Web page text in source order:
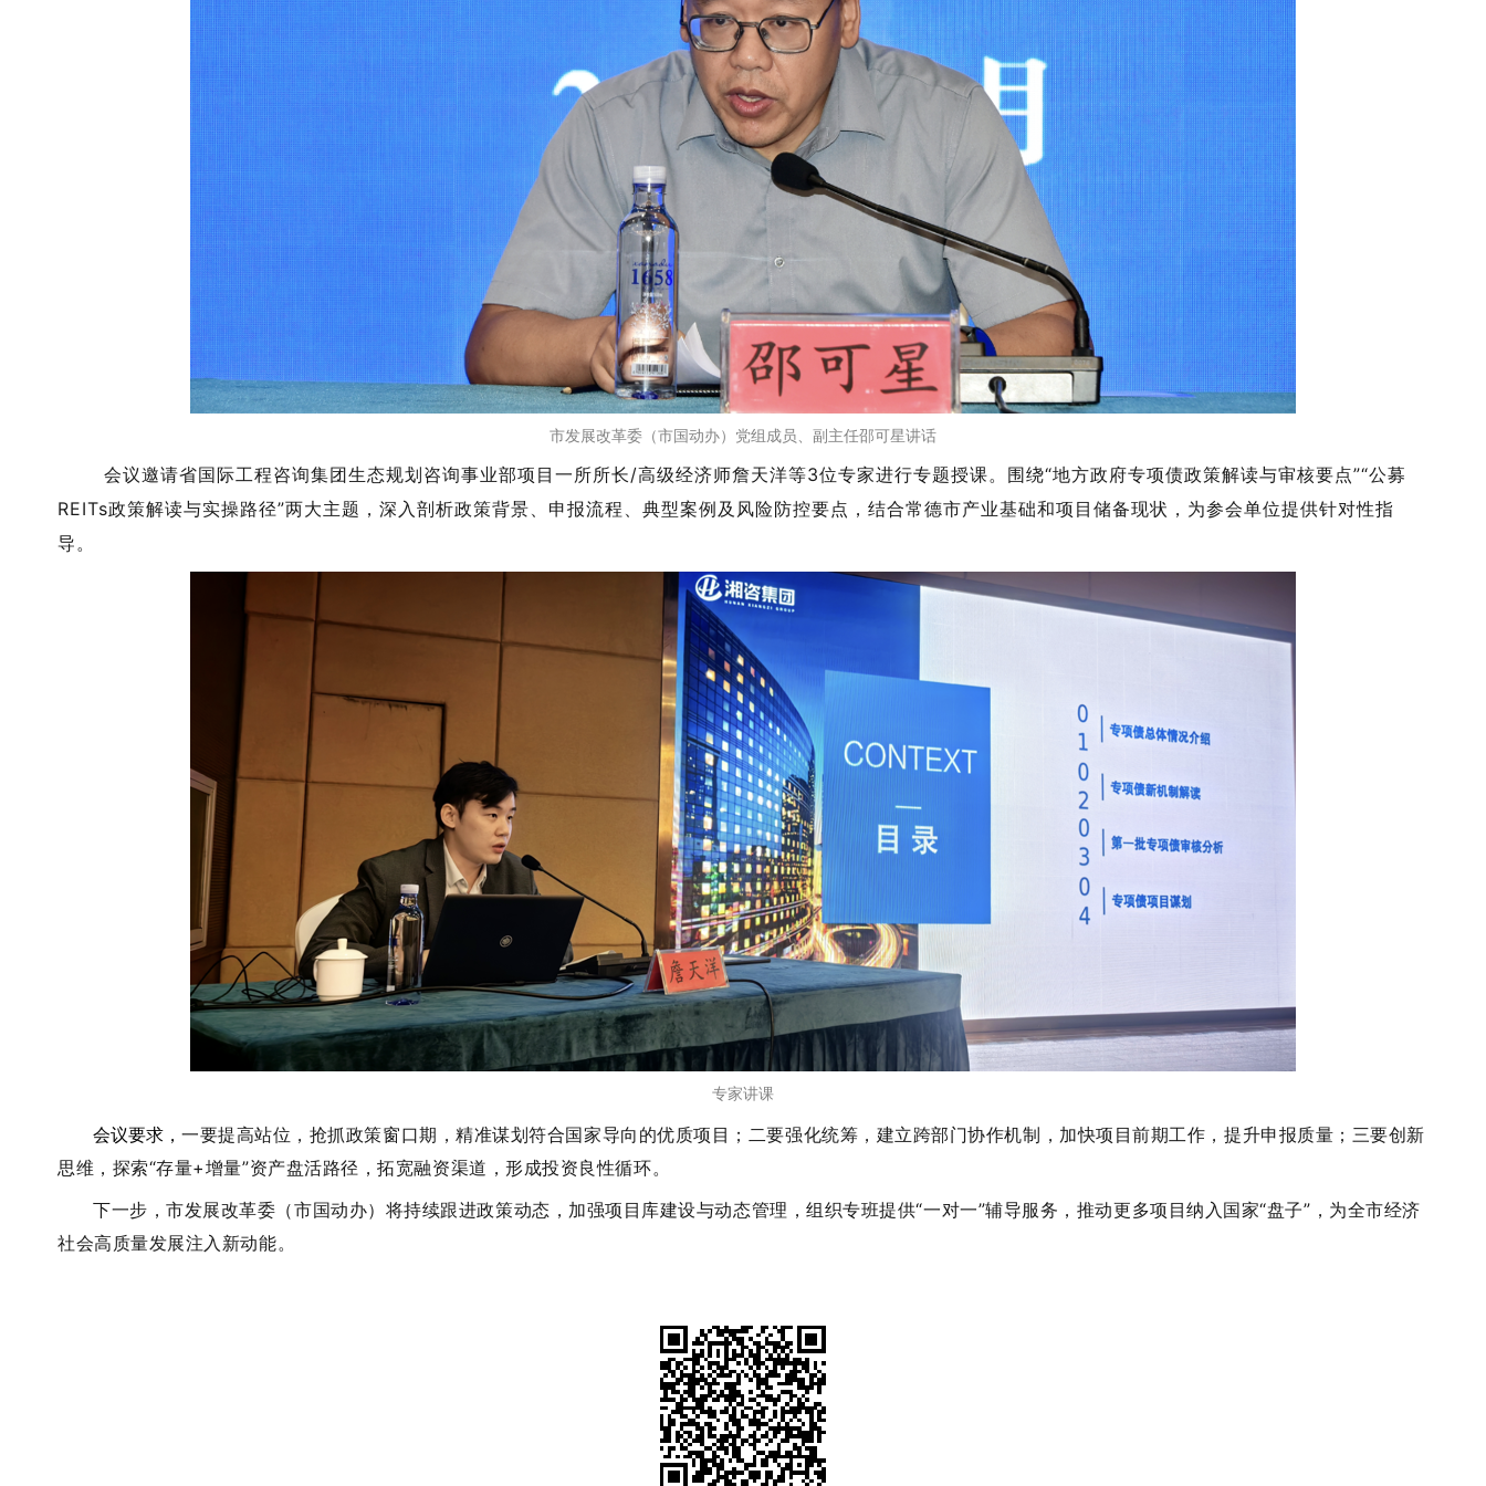
市发展改革委（市国动办）党组成员、副主任邵可星讲话
会议邀请省国际工程咨询集团生态规划咨询事业部项目一所所长/高级经济师詹天洋等3位专家进行专题授课。围绕“地方政府专项债政策解读与审核要点”“公募
REITs政策解读与实操路径”两大主题，深入剖析政策背景、申报流程、典型案例及风险防控要点，结合常德市产业基础和项目储备现状，为参会单位提供针对性指
导。
专家讲课
会议要求， 一要提高站位，抢抓政策窗口期，精准谋划符合国家导向的优质项目 ； 二要强化统筹，建立跨部门协作机制，加快项目前期工作，提升申报质量；三要创新
思维，探索“存量+增量”资产盘活路径，拓宽融资渠道，形成投资良性循环。
下一步，市发展改革委（市国动办）将持续跟进政策动态，加强项目库建设与动态管理，组织专班提供“一对一”辅导服务，推动更多项目纳入国家“盘子”，为全市经济
社会高质量发展注入新动能。